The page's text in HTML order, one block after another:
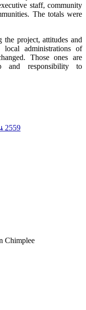
staff, community
The totals were
project, attitudes and
administrations of
Those ones are
and responsibility to
2559
Chimplee